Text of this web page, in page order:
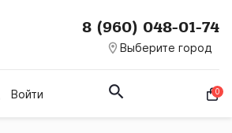
room Выберите город
8 (960) 048-01-74
Войти 0